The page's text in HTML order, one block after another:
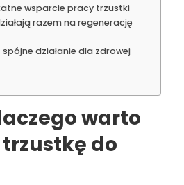
wsparcie pracy trzustki
razem na regenerację
działanie dla zdrowej
warto
do